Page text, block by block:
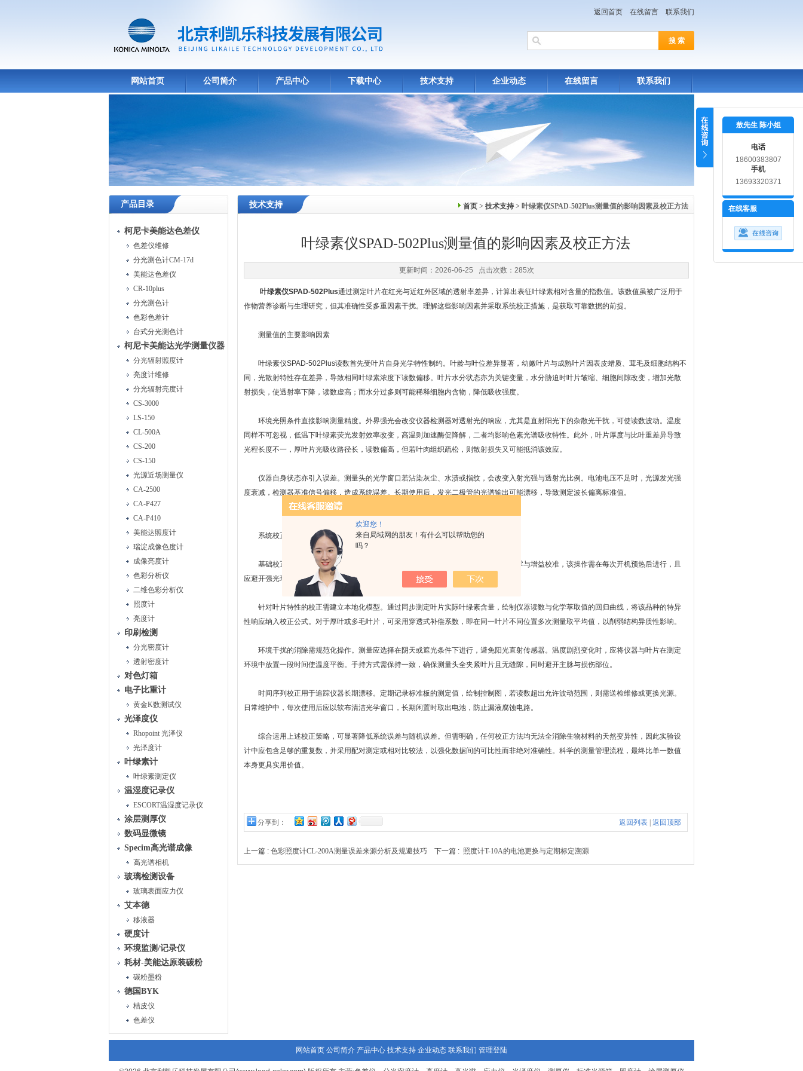
欢迎您！
来自局域网的朋友！有什么可以帮助您的
吗？
返回首页 在线留言 联系我们
网站首页 公司简介 产品中心 下载中心 技术支持 企业动态 在线留言 联系我们
产品目录
柯尼卡美能达色差仪
色差仪维修
分光测色计CM-17d
美能达色差仪
CR-10plus
分光测色计
色彩色差计
台式分光测色计
柯尼卡美能达光学测量仪器
分光辐射照度计
亮度计维修
分光辐射亮度计
CS-3000
LS-150
CL-500A
CS-200
CS-150
光源近场测量仪
CA-2500
CA-P427
CA-P410
美能达照度计
瑞淀成像色度计
成像亮度计
色彩分析仪
二维色彩分析仪
照度计
亮度计
印刷检测
分光密度计
透射密度计
对色灯箱
电子比重计
黄金K数测试仪
光泽度仪
Rhopoint 光泽仪
光泽度计
叶绿素计
叶绿素测定仪
温湿度记录仪
ESCORT温湿度记录仪
涂层测厚仪
数码显微镜
Specim高光谱成像
高光谱相机
玻璃检测设备
玻璃表面应力仪
艾本德
移液器
硬度计
环境监测/记录仪
耗材-美能达原装碳粉
碳粉墨粉
德国BYK
桔皮仪
色差仪
首页 > 技术支持 > 叶绿素仪SPAD-502Plus测量值的影响因素及校正方法
技术支持
叶绿素仪SPAD-502Plus测量值的影响因素及校正方法
更新时间：2026-06-25 点击次数：285次
叶绿素仪SPAD-502Plus通过测定叶片在红光与近红外区域的透射率差异，计算出表征叶绿素相对含量的指数值。该数值虽被广泛用于
作物营养诊断与生理研究，但其准确性受多重因素干扰。理解这些影响因素并采取系统校正措施，是获取可靠数据的前提。
测量值的主要影响因素
叶绿素仪SPAD-502Plus读数首先受叶片自身光学特性制约。叶龄与叶位差异显著，幼嫩叶片与成熟叶片因表皮蜡质、茸毛及细胞结构不
同，光散射特性存在差异，导致相同叶绿素浓度下读数偏移。叶片水分状态亦为关键变量，水分胁迫时叶片皱缩、细胞间隙改变，增加光散
射损失，使透射率下降，读数虚高；而水分过多则可能稀释细胞内含物，降低吸收强度。
环境光照条件直接影响测量精度。外界强光会改变仪器检测器对透射光的响应，尤其是直射阳光下的杂散光干扰，可使读数波动。温度
同样不可忽视，低温下叶绿素荧光发射效率改变，高温则加速酶促降解，二者均影响色素光谱吸收特性。此外，叶片厚度与比叶重差异导致
光程长度不一，厚叶片光吸收路径长，读数偏高，但若叶肉组织疏松，则散射损失又可能抵消该效应。
仪器自身状态亦引入误差。测量头的光学窗口若沾染灰尘、水渍或指纹，会改变入射光强与透射光比例。电池电压不足时，光源发光强
度衰减，检测器基准信号偏移，造成系统误差。长期使用后，发光二极管的光谱输出可能漂移，导致测定波长偏离标准值。
系统校正方法
基础校正依赖标准参照品。仪器内置的校正程序通常使用随附的标准板进行光学调零与增益校准，该操作需在每次开机预热后进行，且
应避开强光环境。标准板表面需保持洁净，严禁触摸光学面，存放于干燥暗处以防老化。
针对叶片特性的校正需建立本地化模型。通过同步测定叶片实际叶绿素含量，绘制仪器读数与化学萃取值的回归曲线，将该品种的特异
性响应纳入校正公式。对于厚叶或多毛叶片，可采用穿透式补偿系数，即在同一叶片不同位置多次测量取平均值，以削弱结构异质性影响。
环境干扰的消除需规范化操作。测量应选择在阴天或遮光条件下进行，避免阳光直射传感器。温度剧烈变化时，应将仪器与叶片在测定
环境中放置一段时间使温度平衡。手持方式需保持一致，确保测量头全夹紧叶片且无缝隙，同时避开主脉与损伤部位。
时间序列校正用于追踪仪器长期漂移。定期记录标准板的测定值，绘制控制图，若读数超出允许波动范围，则需送检维修或更换光源。
日常维护中，每次使用后应以软布清洁光学窗口，长期闲置时取出电池，防止漏液腐蚀电路。
综合运用上述校正策略，可显著降低系统误差与随机误差。但需明确，任何校正方法均无法全消除生物材料的天然变异性，因此实验设
计中应包含足够的重复数，并采用配对测定或相对比较法，以强化数据间的可比性而非绝对准确性。科学的测量管理流程，最终比单一数值
本身更具实用价值。
分享到： 返回列表 返回顶部
上一篇 : 色彩照度计CL-200A测量误差来源分析及规避技巧 下一篇 : 照度计T-10A的电池更换与定期标定溯源
网站首页 公司简介 产品中心 技术支持 企业动态 联系我们 管理登陆
敖先生 陈小姐
电话
18600383807
手机
13693320371
在线客服